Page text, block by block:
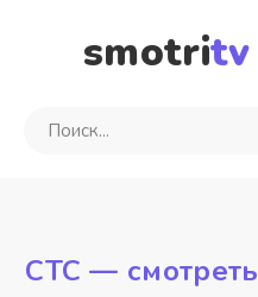
smotritv
СТС —